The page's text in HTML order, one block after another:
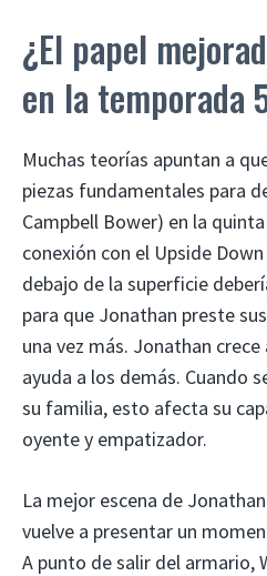
¿El papel
en la temporada
Muchas teorías apuntan a
piezas fundamentales para
Campbell Bower) en la
conexión con el Upside
debajo de la superficie
para que Jonathan preste
una vez más. Jonathan
ayuda a los demás. Cuando
su familia, esto afecta su
oyente y empatizador.
La mejor escena de
vuelve a presentar un
A punto de salir del armario,